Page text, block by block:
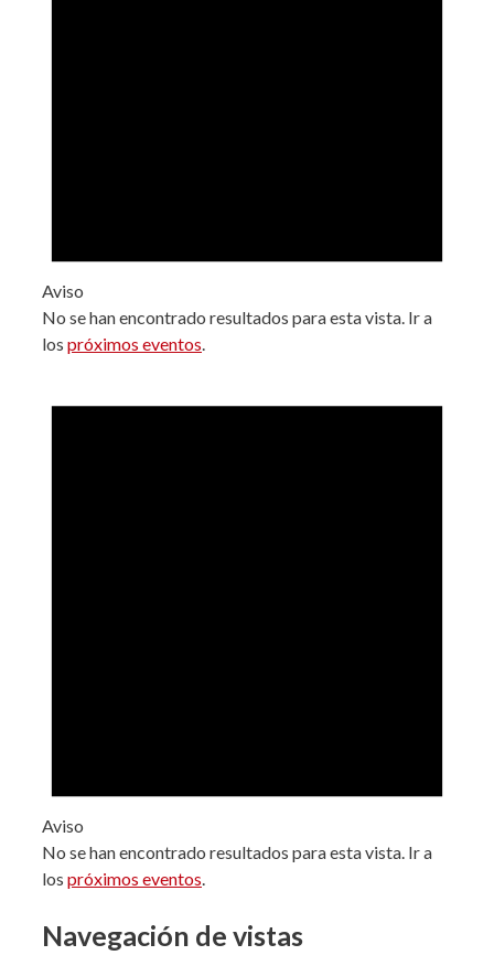
Aviso
No se han encontrado resultados para esta vista. Ir a
los próximos eventos
Aviso
No se han encontrado resultados para esta vista. Ir a
los próximos eventos.
Navegación de vistas